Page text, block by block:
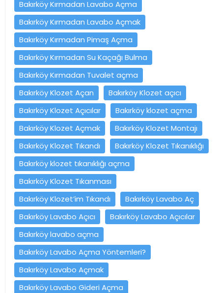
Bakırköy Kırmadan Lavabo Açma
Bakırköy Kırmadan Lavabo Açmak
Bakırköy Kırmadan Pimaş Açma
Bakırköy Kırmadan Su Kaçağı Bulma
Bakırköy Kırmadan Tuvalet açma
Bakırköy Klozet Açan
Bakırköy Klozet açıcı
Bakırköy Klozet Açıcılar
Bakırköy klozet açma
Bakırköy Klozet Açmak
Bakırköy Klozet Montajı
Bakırköy Klozet Tıkandı
Bakırköy Klozet Tıkanıklığı
Bakırköy klozet tıkanıklığı açma
Bakırköy Klozet Tıkanması
Bakırköy Klozet’im Tıkandı
Bakırköy Lavabo Aç
Bakırköy Lavabo Açıcı
Bakırköy Lavabo Açıcılar
Bakırköy lavabo açma
Bakırköy Lavabo Açma Yöntemleri?
Bakırköy Lavabo Açmak
Bakırköy Lavabo Gideri Açma